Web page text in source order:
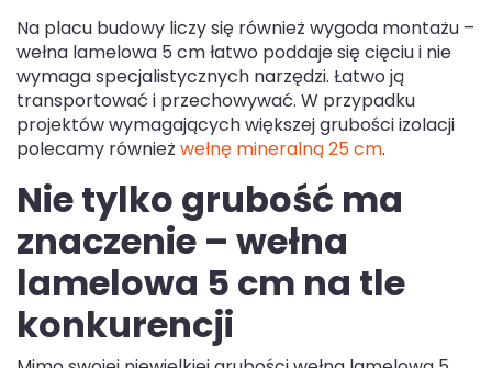
Na placu budowy liczy się również wygoda montażu –
wełna lamelowa 5 cm łatwo poddaje się cięciu i nie
wymaga specjalistycznych narzędzi. Łatwo ją
transportować i przechowywać. W przypadku
projektów wymagających większej grubości izolacji
polecamy również wełnę mineralną 25 cm.
Nie tylko grubość ma
znaczenie – wełna
lamelowa 5 cm na tle
konkurencji